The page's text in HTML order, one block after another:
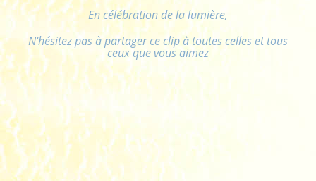
En célébration de la lumière,
​​​​​​N'hésitez pas à partager ce clip à toutes celles et tous
ceux que vous aimez